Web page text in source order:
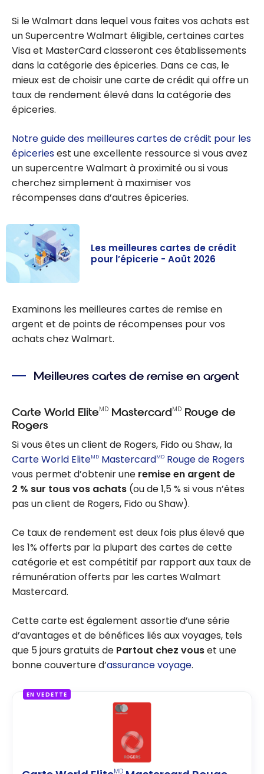
Si le Walmart dans lequel vous faites vos achats est
un Supercentre Walmart éligible, certaines cartes
Visa et MasterCard classeront ces établissements
dans la catégorie des épiceries. Dans ce cas, le
mieux est de choisir une carte de crédit qui offre un
taux de rendement élevé dans la catégorie des
épiceries.
Notre guide des meilleures cartes de crédit pour les
épiceriesest une excellente ressource si vous avez
un supercentre Walmart à proximité ou si vous
cherchez simplement à maximiser vos
récompenses dans d’autres épiceries.
cartes de
crédit pour
l’épicerie -
Les meilleures cartes de crédit
pour l’épicerie - Août 2026
Examinons les meilleures cartes de remise en
argent et de points de récompenses pour vos
achats chez Walmart.
Meilleures cartes de remise en argent
Carte World EliteMD MastercardMD Rouge de
Rogers
Si vous êtes un client de Rogers, Fido ou Shaw, la
Carte World EliteMD MastercardMD Rouge de Rogers
vous permet d’obtenir une remise en argent de
2 % sur tous vos achats (ou de 1,5 % si vous n’êtes
pas un client de Rogers, Fido ou Shaw).
Ce taux de rendement est deux fois plus élevé que
les 1% offerts par la plupart des cartes de cette
catégorie et est compétitif par rapport aux taux de
rémunération offerts par les cartes Walmart
Mastercard.
Cette carte est également assortie d’une série
d’avantages et de bénéfices liés aux voyages, tels
que 5 jours gratuits de Partout chez vouset une
bonne couverture d’assurance voyage.
EN VEDETTE
MD